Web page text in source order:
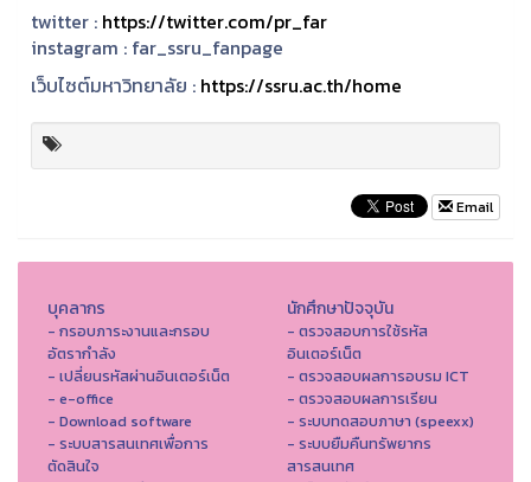
twitter : https://twitter.com/pr_far
instagram : far_ssru_fanpage
เว็บไซต์มหาวิทยาลัย : https://ssru.ac.th/home
Email
บุคลากร
- กรอบภาระงานและกรอบ
อัตรากำลัง
- เปลี่ยนรหัสผ่านอินเตอร์เน็ต
- e-office
- Download software
- ระบบสารสนเทศเพื่อการ
ตัดสินใจ
นักศึกษาปัจจุบัน
- ตรวจสอบการใช้รหัส
อินเตอร์เน็ต
- ตรวจสอบผลการอบรม ICT
- ตรวจสอบผลการเรียน
- ระบบทดสอบภาษา (speexx)
- ระบบยืมคืนทรัพยากร
สารสนเทศ